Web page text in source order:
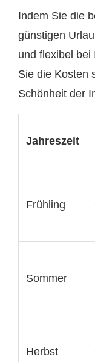
Indem Sie die
günstigen
und flexibel bei
Sie die Kosten
Schönheit der
Jahreszeit
Frühling
Sommer
Herbst